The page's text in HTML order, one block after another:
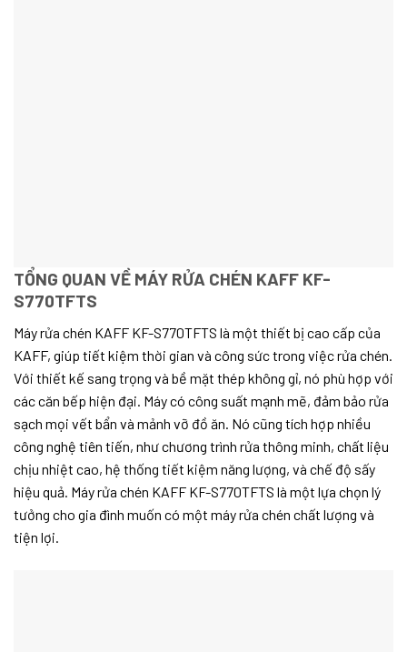
TỔNG QUAN VỀ MÁY RỬA CHÉN KAFF KF-
S770TFTS
Máy rửa chén KAFF KF-S770TFTS là một thiết bị cao cấp của
KAFF, giúp tiết kiệm thời gian và công sức trong việc rửa chén.
Với thiết kế sang trọng và bề mặt thép không gỉ, nó phù hợp với
các căn bếp hiện đại. Máy có công suất mạnh mẽ, đảm bảo rửa
sạch mọi vết bẩn và mảnh vỡ đồ ăn. Nó cũng tích hợp nhiều
công nghệ tiên tiến, như chương trình rửa thông minh, chất liệu
chịu nhiệt cao, hệ thống tiết kiệm năng lượng, và chế độ sấy
hiệu quả. Máy rửa chén KAFF KF-S770TFTS là một lựa chọn lý
tưởng cho gia đình muốn có một máy rửa chén chất lượng và
tiện lợi.